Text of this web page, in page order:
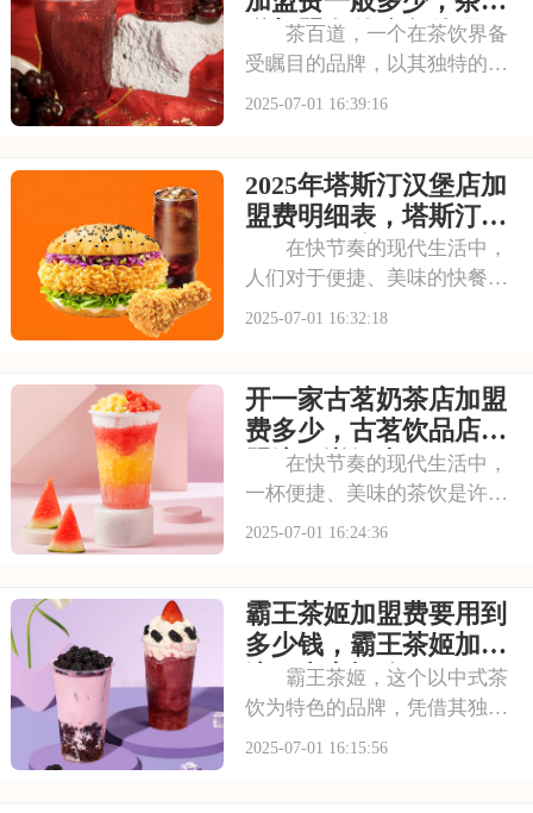
茶文化。每一款茶饮
道加盟有什么条件吗
茶百道，一个在茶饮界备
受瞩目的品牌，以其独特的中
式茶饮风格和深厚的文化底
装修风格和温馨的氛围让人仿
佛穿越时空，感受到浓厚的茶
文化。每一款茶饮都选
2025-07-01 16:39:16
2025年塔斯汀汉堡店加
盟费明细表，塔斯汀加
盟有什么流程及条件呢
在快节奏的现代生活中，
人们对于便捷、美味的快餐需
求日益增长。塔斯汀汉堡以其
的热门加盟项目。塔斯汀的汉
堡系列丰富多样，既有经典的
牛肉汉堡，又有创新
2025-07-01 16:32:18
开一家古茗奶茶店加盟
费多少，古茗饮品店加
盟流程详细表
在快节奏的现代生活中，
一杯便捷、美味的茶饮是许多
人日常的必需品。古茗以其独
择。走进古茗的店铺，那浓郁
的茶香与清新的果香交织，让
人瞬间放松身心。那么
2025-07-01 16:24:36
霸王茶姬加盟费要用到
多少钱，霸王茶姬加盟
流程内容概览
霸王茶姬，这个以中式茶
饮为特色的品牌，凭借其独特
的口感和深厚的文化底蕴，赢
2025-07-01 16:15:56